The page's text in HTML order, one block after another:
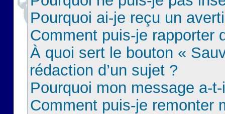
Pourquoi ai-je reçu un
Comment puis-je rapporter
À quoi sert le bouton «
rédaction d’un sujet ?
Pourquoi mon message a-
Comment puis-je remonter